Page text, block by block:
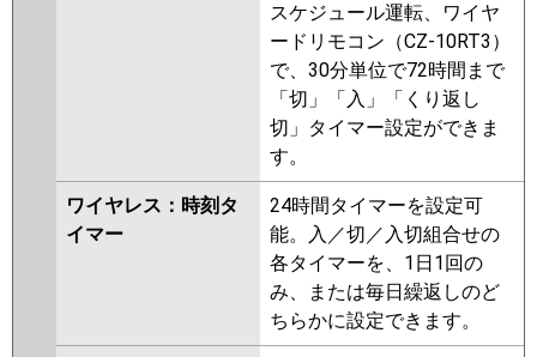
スケジュール運転、ワイヤ
ードリモコン（CZ-10RT3）
で、30分単位で72時間まで
「切」「入」「くり返し
切」タイマー設定ができま
す。
ワイヤレス：時刻タ
イマー
24時間タイマーを設定可
能。入／切／入切組合せの
各タイマーを、1日1回の
み、または毎日繰返しのど
ちらかに設定できます。